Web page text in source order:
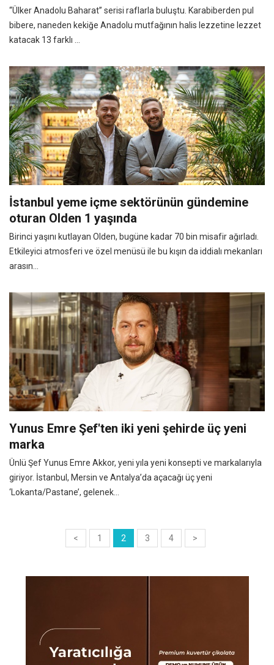
“Ülker Anadolu Baharat” serisi raflarla buluştu. Karabiberden pul
bibere, naneden kekiğe Anadolu mutfağının halis lezzetine lezzet
katacak 13 farklı ...
İstanbul yeme içme sektörünün gündemine
oturan Olden 1 yaşında
Birinci yaşını kutlayan Olden, bugüne kadar 70 bin misafir ağırladı.
Etkileyici atmosferi ve özel menüsü ile bu kışın da iddialı mekanları
arasın...
Yunus Emre Şef'ten iki yeni şehirde üç yeni
marka
Ünlü Şef Yunus Emre Akkor, yeni yıla yeni konsepti ve markalarıyla
giriyor. İstanbul, Mersin ve Antalya’da açacağı üç yeni
‘Lokanta/Pastane’, gelenek...
< 1 2 3 4 >